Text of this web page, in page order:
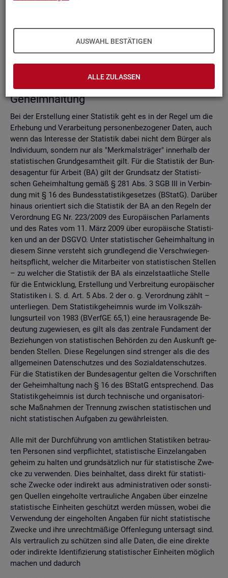
AUSWAHL BESTÄTIGEN
ALLE ZULASSEN
tung
Zell­sper­rungs­ver­fah­ren
Run­dungs­ver­fah­ren
Ver­gleich der Ver­fah­ren
Recht­li­che Grund­la­gen der sta­tis­ti­schen
Ge­heim­hal­tung
Bei der Er­stel­lung einer Sta­tis­tik geht es in der Regel um die
Er­he­bung und Ver­ar­bei­tung per­so­nen­be­zo­ge­ner Daten, auch
wenn das In­ter­es­se der Sta­tis­tik dabei nicht dem Bür­ger als
In­di­vi­du­um, son­dern nur als "Merk­mals­trä­ger" in­ner­halb der
sta­tis­ti­schen Grund­ge­samt­heit gilt. Für die Sta­tis­tik der Bun­
des­agen­tur für Ar­beit (BA) gilt der Grund­satz der Sta­tis­ti­
schen Ge­heim­hal­tung gemäß § 281 Abs. 3 SGB III in Ver­bin­
dung mit § 16 des Bun­des­sta­tis­tik­ge­set­zes (BStatG). Dar­über
hin­aus ori­en­tiert sich die Sta­tis­tik der BA an den Re­geln der
Ver­ord­nung EG Nr. 223/2009 des Eu­ro­päi­schen Par­la­ments
und des Rates vom 11. März 2009 über eu­ro­päi­sche Sta­tis­ti­
ken und an der DSGVO. Unter sta­tis­ti­scher Ge­heim­hal­tung in
die­sem Sinne ver­steht sich grund­le­gend die Ver­schwie­gen­
heits­pflicht, wel­cher die Mit­ar­bei­ter von sta­tis­ti­schen Stel­len
– zu wel­cher die Sta­tis­tik der BA als ein­zel­staat­li­che Stel­le
für die Ent­wick­lung, Er­stel­lung und Ver­brei­tung eu­ro­päi­scher
Sta­tis­ti­ken i. S. d. Art. 5 Abs. 2 der o. g. Ver­ord­nung zählt –
un­ter­lie­gen. Dem Sta­tis­tik­ge­heim­nis wurde im Volks­zäh­
lungs­ur­teil von 1983 (BVerf­GE 65,1) eine her­aus­ra­gen­de Be­
deu­tung zu­ge­wie­sen, es gilt als das zen­tra­le Fun­da­ment der
Be­zie­hun­gen von sta­tis­ti­schen Be­hör­den zu den Aus­kunft ge­
ben­den Stel­len. Diese Re­ge­lun­gen sind stren­ger als die des
all­ge­mei­nen Da­ten­schut­zes und des So­zi­al­da­ten­schut­zes.
Für die Sta­tis­ti­ken der Bun­des­agen­tur gel­ten die Vor­schrif­ten
der Ge­heim­hal­tung nach § 16 des BStatG ent­spre­chend. Das
Sta­tis­tik­ge­heim­nis ist durch tech­ni­sche und or­ga­ni­sa­to­ri­
sche Maß­nah­men der Tren­nung zwi­schen sta­tis­ti­schen und
nicht sta­tis­ti­schen Auf­ga­ben zu ge­währ­leis­ten.
Alle mit der Durch­füh­rung von amt­li­chen Sta­tis­ti­ken be­trau­
ten Per­so­nen sind ver­pflich­tet, sta­tis­ti­sche Ein­zel­an­ga­ben
ge­heim zu hal­ten und grund­sätz­lich nur für sta­tis­ti­sche Zwe­
cke zu ver­wen­den. Dies be­inhal­tet, dass di­rekt für sta­tis­ti­
sche Zwe­cke oder in­di­rekt aus ad­mi­nis­tra­ti­ven oder sons­ti­
gen Quel­len ein­ge­hol­te ver­trau­li­che An­ga­ben über ein­zel­ne
sta­tis­ti­sche Ein­hei­ten ge­schützt wer­den müs­sen, wobei die
Ver­wen­dung der ein­ge­hol­ten An­ga­ben für nicht sta­tis­ti­sche
Zwe­cke und ihre un­recht­mä­ßi­ge Of­fen­le­gung un­ter­sagt sind.
Als ver­trau­lich zu schüt­zen sind alle Daten, die eine di­rek­te
oder in­di­rek­te Iden­ti­fi­zie­rung sta­tis­ti­scher Ein­hei­ten mög­lich
ma­chen und da­durch